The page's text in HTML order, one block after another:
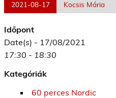
2021-08-17 Kocsis Mária
Időpont
Date(s) - 17/08/2021
17:30 - 18:30
Kategóriák
60 perces Nordic